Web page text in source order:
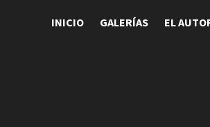
INICIO GALERÍAS EL